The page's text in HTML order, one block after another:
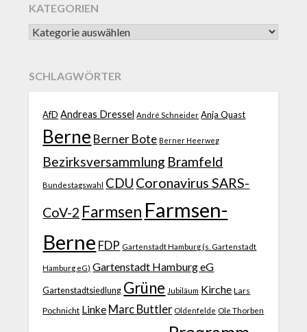
KATEGORIEN
SCHLAGWÖRTER
AfD Andreas Dressel André Schneider Anja Quast
Berne Berner Bote Berner Heerweg
Bezirksversammlung Bramfeld
Bundestagswahl CDU Coronavirus SARS-
CoV-2 Farmsen Farmsen-
Berne FDP Gartenstadt Hamburg (s. Gartenstadt
Hamburg eG) Gartenstadt Hamburg eG
Gartenstadtsiedlung Grüne Jubiläum Kirche Lars
Pochnicht Linke Marc Buttler Oldenfelde Ole Thorben